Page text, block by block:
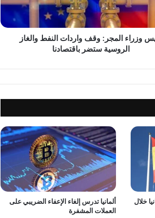
وزراء المجر: وقف واردات النفط والغاز
الروسية ستضر باقتصادنا
خلال
ألمانيا تدرس إلغاء الإعفاء الضريبي على
العملات المشفرة